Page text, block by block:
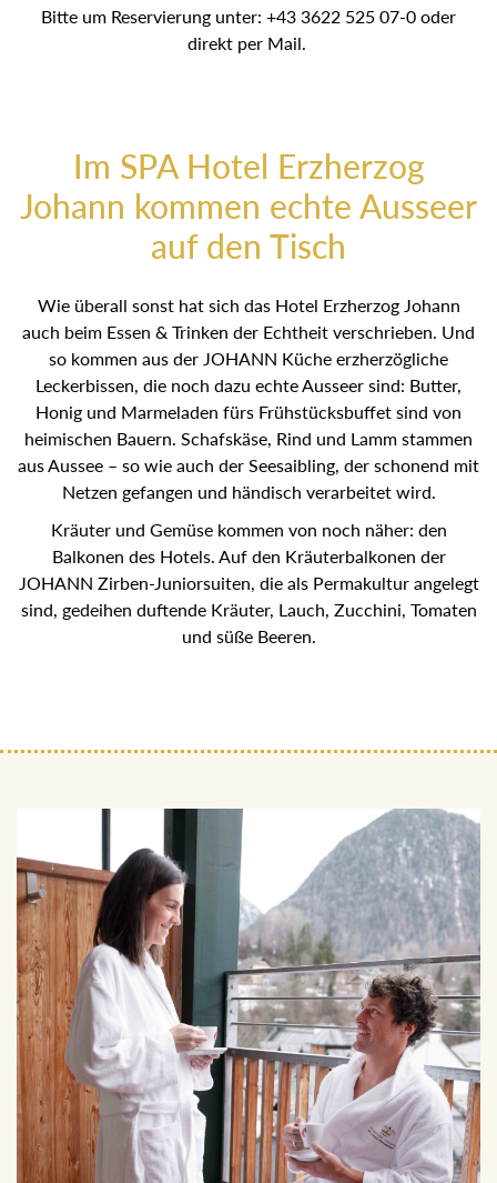
Bitte um Reservierung unter: +43 3622 525 07-0 oder
direkt per Mail.
Im SPA Hotel Erzherzog
Johann kommen echte Ausseer
auf den Tisch
Wie überall sonst hat sich das Hotel Erzherzog Johann
auch beim Essen & Trinken der Echtheit verschrieben. Und
so kommen aus der JOHANN Küche erzherzögliche
Leckerbissen, die noch dazu echte Ausseer sind: Butter,
Honig und Marmeladen fürs Frühstücksbuffet sind von
heimischen Bauern. Schafskäse, Rind und Lamm stammen
aus Aussee – so wie auch der Seesaibling, der schonend mit
Netzen gefangen und händisch verarbeitet wird.
Kräuter und Gemüse kommen von noch näher: den
Balkonen des Hotels. Auf den Kräuterbalkonen der
JOHANN Zirben-Juniorsuiten, die als Permakultur angelegt
sind, gedeihen duftende Kräuter, Lauch, Zucchini, Tomaten
und süße Beeren.